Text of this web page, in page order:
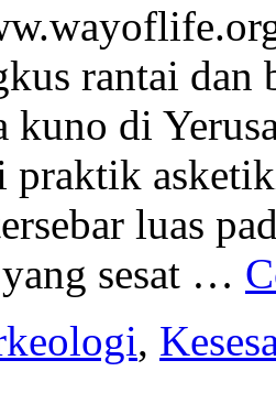
rantai
kuno di
praktik
luas
sesat …
,